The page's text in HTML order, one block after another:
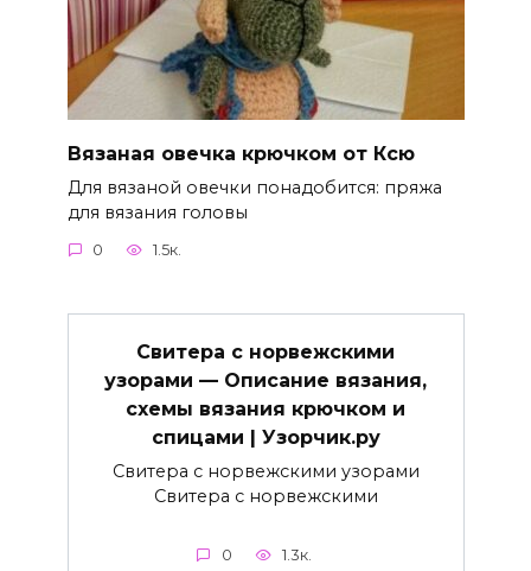
Вязаная овечка крючком от Ксю
Для вязаной овечки понадобится: пряжа
для вязания головы
0 1.5к.
Свитера с норвежскими
узорами — Описание вязания,
схемы вязания крючком и
спицами | Узорчик.ру
Свитера с норвежскими узорами
Свитера с норвежскими
0 1.3к.